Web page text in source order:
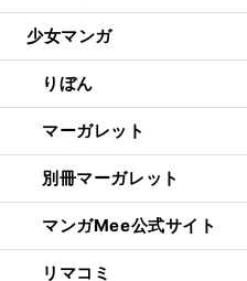
少女マンガ
りぼん
マーガレット
別冊マーガレット
マンガMee公式サイト
リマコミ